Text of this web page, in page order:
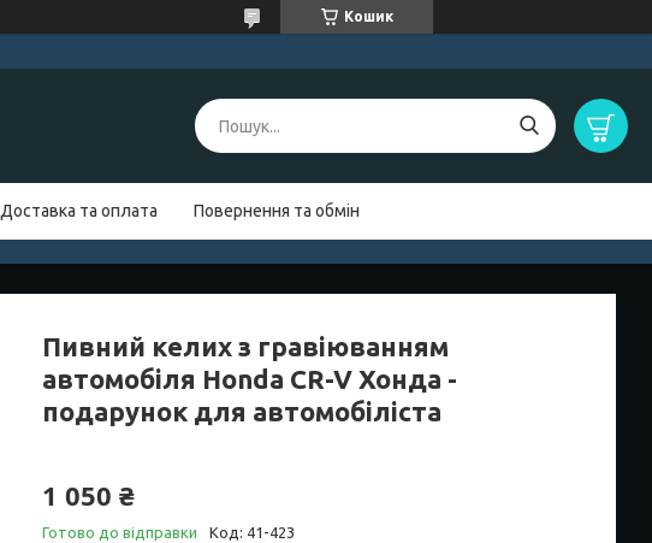
Кошик
Доставка та оплата Повернення та обмін
Пивний келих з гравіюванням
автомобіля Honda CR-V Хонда -
подарунок для автомобіліста
1 050 ₴
Готово до відправки Код: 41-423